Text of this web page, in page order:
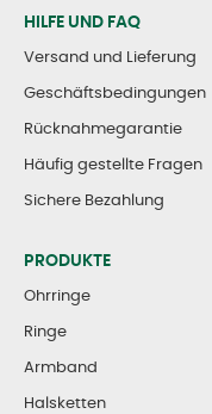
HILFE UND FAQ
Versand und Lieferung
Geschäftsbedingungen
Rücknahmegarantie
Häufig gestellte Fragen
Sichere Bezahlung
PRODUKTE
Ohrringe
Ringe
Armband
Halsketten